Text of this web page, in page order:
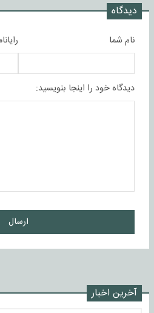
دیدگاه
نام شما
دیدگاه خود را اینجا بنویسید:
ارسال
آخرین اخبار